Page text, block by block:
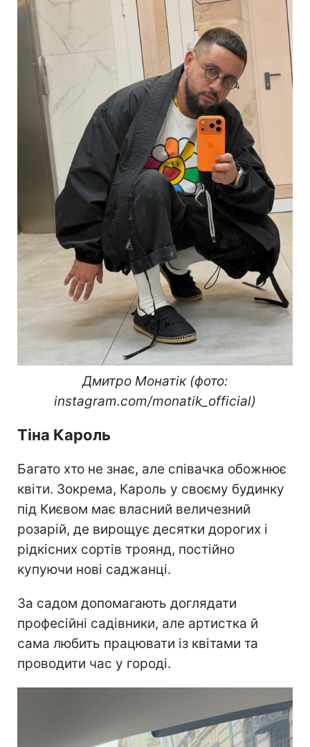
Дмитро Монатік (фото:
instagram.com/monatik_official)
Тіна Кароль
Багато хто не знає, але співачка обожнює
квіти. Зокрема, Кароль у своєму будинку
під Києвом має власний величезний
розарій, де вирощує десятки дорогих і
рідкісних сортів троянд, постійно
купуючи нові саджанці.
За садом допомагають доглядати
професійні садівники, але артистка й
сама любить працювати із квітами та
проводити час у городі.